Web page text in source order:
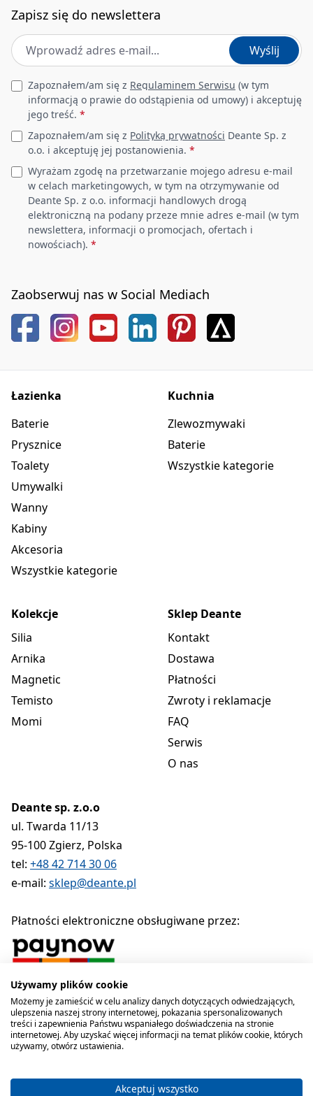
Zapisz się do newslettera
Adres e-mail *
Wyślij
Leave this field empty
Zapoznałem/am się z Regulaminem Serwisu (w tym
informacją o prawie do odstąpienia od umowy) i akceptuję
jego treść. *
Zapoznałem/am się z Polityką prywatności Deante Sp. z
o.o. i akceptuję jej postanowienia. *
Wyrażam zgodę na przetwarzanie mojego adresu e-mail
w celach marketingowych, w tym na otrzymywanie od
Deante Sp. z o.o. informacji handlowych drogą
elektroniczną na podany przeze mnie adres e-mail (w tym
newslettera, informacji o promocjach, ofertach i
nowościach). *
Zaobserwuj nas w Social Mediach
Łazienka
Baterie
Prysznice
Toalety
Umywalki
Wanny
Kabiny
Akcesoria
Wszystkie kategorie
Kuchnia
Zlewozmywaki
Baterie
Wszystkie kategorie
Kolekcje
Silia
Arnika
Magnetic
Temisto
Momi
Sklep Deante
Kontakt
Dostawa
Płatności
Zwroty i reklamacje
FAQ
Serwis
O nas
Deante sp. z.o.o
ul. Twarda 11/13
95-100 Zgierz, Polska
tel: +48 42 714 30 06
e-mail: sklep@deante.pl
Płatności elektroniczne obsługiwane przez:
Deante sp. z o.o. 1990-2026
Polityka prywatności Regulamin Polityka cookies
Używamy plików cookie
Możemy je zamieścić w celu analizy danych dotyczących odwiedzających,
ulepszenia naszej strony internetowej, pokazania spersonalizowanych
treści i zapewnienia Państwu wspaniałego doświadczenia na stronie
internetowej. Aby uzyskać więcej informacji na temat plików cookie, których
używamy, otwórz ustawienia.
Akceptuj wszystko